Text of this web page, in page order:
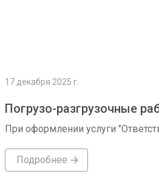
17 декабря 2025 г.
Погрузо-разгрузочные
При оформлении услуги
Подробнее